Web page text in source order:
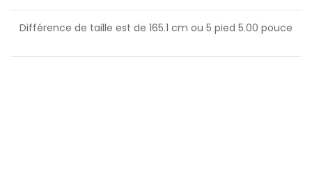
Différence de taille est de 165.1 cm ou 5 pied 5.00 pouce